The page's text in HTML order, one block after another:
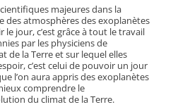
majeures dans la
des atmosphères des exoplanètes
le jour, c’est grâce à tout le travail
par les physiciens de
de la Terre et sur lequel elles
c’est celui de pouvoir un jour
l’on aura appris des exoplanètes
comprendre le
du climat de la Terre.